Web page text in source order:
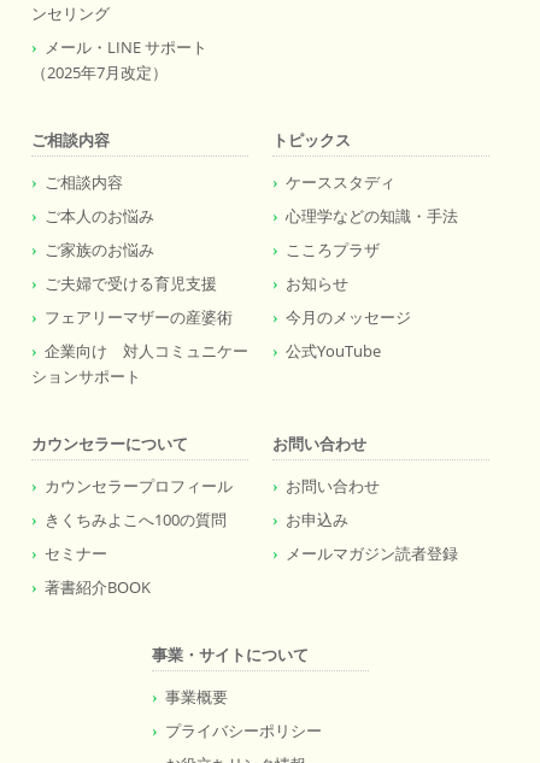
ンセリング
メール・LINE サポート
（2025年7月改定）
ご相談内容
ご相談内容
ご本人のお悩み
ご家族のお悩み
ご夫婦で受ける育児支援
フェアリーマザーの産婆術
企業向け 対人コミュニケー
ションサポート
トピックス
ケーススタディ
心理学などの知識・手法
こころプラザ
お知らせ
今月のメッセージ
公式YouTube
カウンセラーについて
カウンセラープロフィール
きくちみよこへ100の質問
セミナー
著書紹介BOOK
お問い合わせ
お問い合わせ
お申込み
メールマガジン読者登録
事業・サイトについて
事業概要
プライバシーポリシー